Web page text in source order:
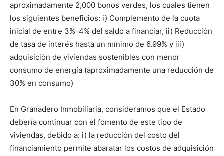
aproximadamente 2,000 bonos verdes, los cuales tienen
los siguientes beneficios: i) Complemento de la cuota
inicial de entre 3%-4% del saldo a financiar, ii) Reducción
de tasa de interés hasta un mínimo de 6.99% y iii)
adquisición de viviendas sostenibles con menor
consumo de energía (aproximadamente una reducción de
30% en consumo)
En Granadero Inmobiliaria, consideramos que el Estado
debería continuar con el fomento de este tipo de
viviendas, debido a: i) la reducción del costo del
financiamiento permite abaratar los costos de adquisición